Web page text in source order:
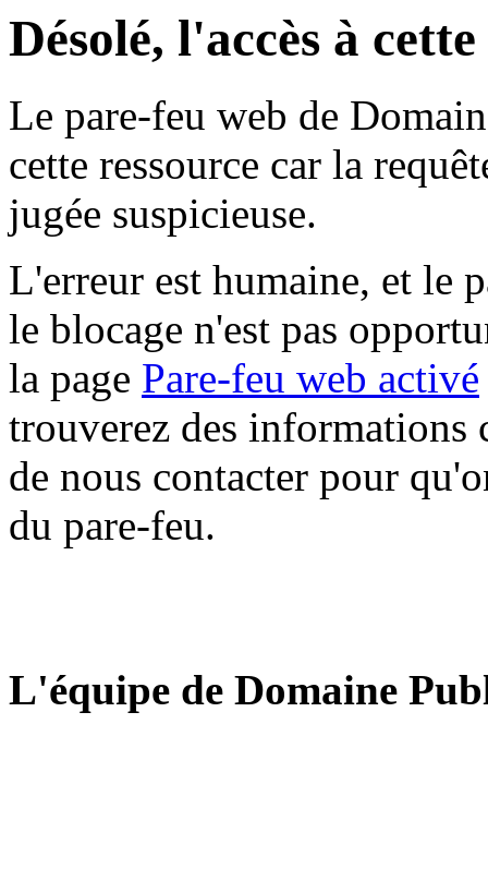
Désolé, l'accès à
Le pare-feu web de
cette ressource car la
jugée suspicieuse.
L'erreur est humaine, et le
le blocage n'est pas
la page Pare-feu web activé
trouverez des informations
de nous contacter pour
du pare-feu.
L'équipe de Domaine